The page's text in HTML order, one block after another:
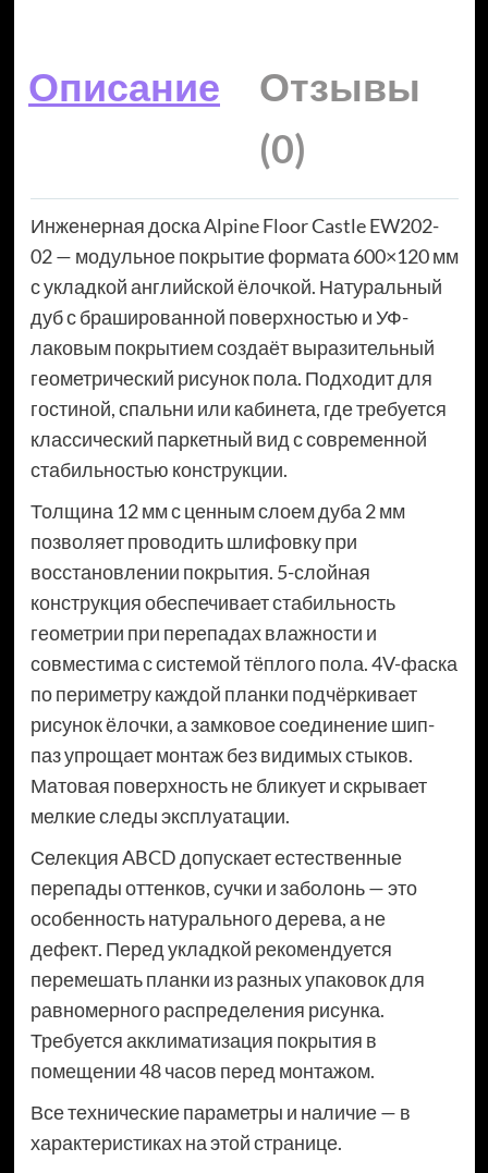
Описание
Отзывы
(0)
Инженерная доска Alpine Floor Castle EW202-
02 — модульное покрытие формата 600×120 мм
с укладкой английской ёлочкой. Натуральный
дуб с брашированной поверхностью и УФ-
лаковым покрытием создаёт выразительный
геометрический рисунок пола. Подходит для
гостиной, спальни или кабинета, где требуется
классический паркетный вид с современной
стабильностью конструкции.
Толщина 12 мм с ценным слоем дуба 2 мм
позволяет проводить шлифовку при
восстановлении покрытия. 5-слойная
конструкция обеспечивает стабильность
геометрии при перепадах влажности и
совместима с системой тёплого пола. 4V-фаска
по периметру каждой планки подчёркивает
рисунок ёлочки, а замковое соединение шип-
паз упрощает монтаж без видимых стыков.
Матовая поверхность не бликует и скрывает
мелкие следы эксплуатации.
Селекция ABCD допускает естественные
перепады оттенков, сучки и заболонь — это
особенность натурального дерева, а не
дефект. Перед укладкой рекомендуется
перемешать планки из разных упаковок для
равномерного распределения рисунка.
Требуется акклиматизация покрытия в
помещении 48 часов перед монтажом.
Все технические параметры и наличие — в
характеристиках на этой странице.